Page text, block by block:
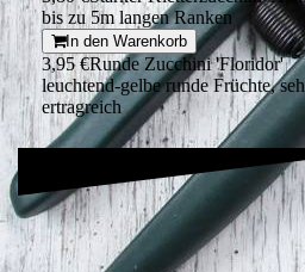
bis zu 5m langen Ranken
In den Warenkorb
3,95 €Runde Zucchini 'Floridor'
leuchtend-gelbe runde Früchte,
ertragreich